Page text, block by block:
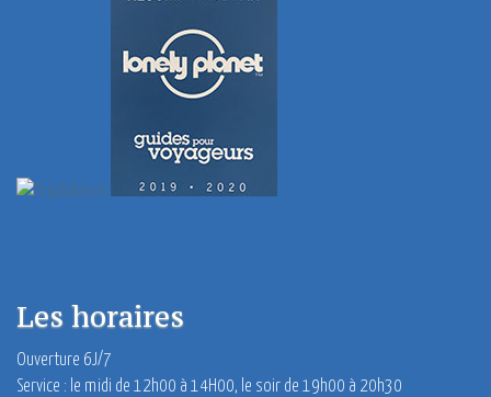
Les horaires
Ouverture 6J/7
Service : le midi de 12h00 à 14H00, le soir de 19h00 à 20h30